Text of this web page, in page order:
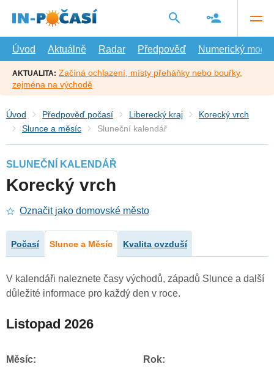
hlavní
Úvod
Aktuálně Radar Předpověď Numerický model
AKTUALITA: Začíná ochlazení, místy přeháňky nebo bouřky,
zejména na východě
Úvod Předpověď počasí Liberecký kraj
Korecký vrch
Slunce a měsíc
Sluneční kalendář
SLUNEČNÍ KALENDÁŘ
Korecký vrch
Označit jako domovské město
Počasí Slunce a Měsíc Kvalita ovzduší
V kalendáři naleznete časy východů, západů Slunce a další
důležité informace pro každý den v roce.
Listopad 2026
Měsíc: Rok: